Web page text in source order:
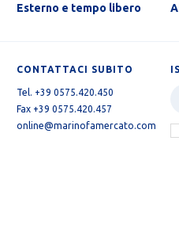
Esterno e tempo libero
CONTATTACI SUBITO
Tel. +39 0575.420.450
Fax +39 0575.420.457
online@marinofamercato.com